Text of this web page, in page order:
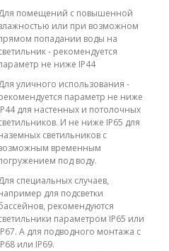
помещений с повышенной
или при возможном
попадании воды на
- рекомендуется
не ниже IP44
уличного использования -
параметр не ниже
для настенных и потолочных
И не ниже IP65 для
светильников с
временным
под воду.
специальных случаев,
для подсветки
рекомендуются
параметром IP65 или
А для подводного монтажа с
или IP69.